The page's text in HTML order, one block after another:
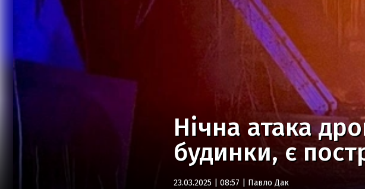
Нічна атака
будинки, є
23.03.2025 | 08:57 | Павло Дак